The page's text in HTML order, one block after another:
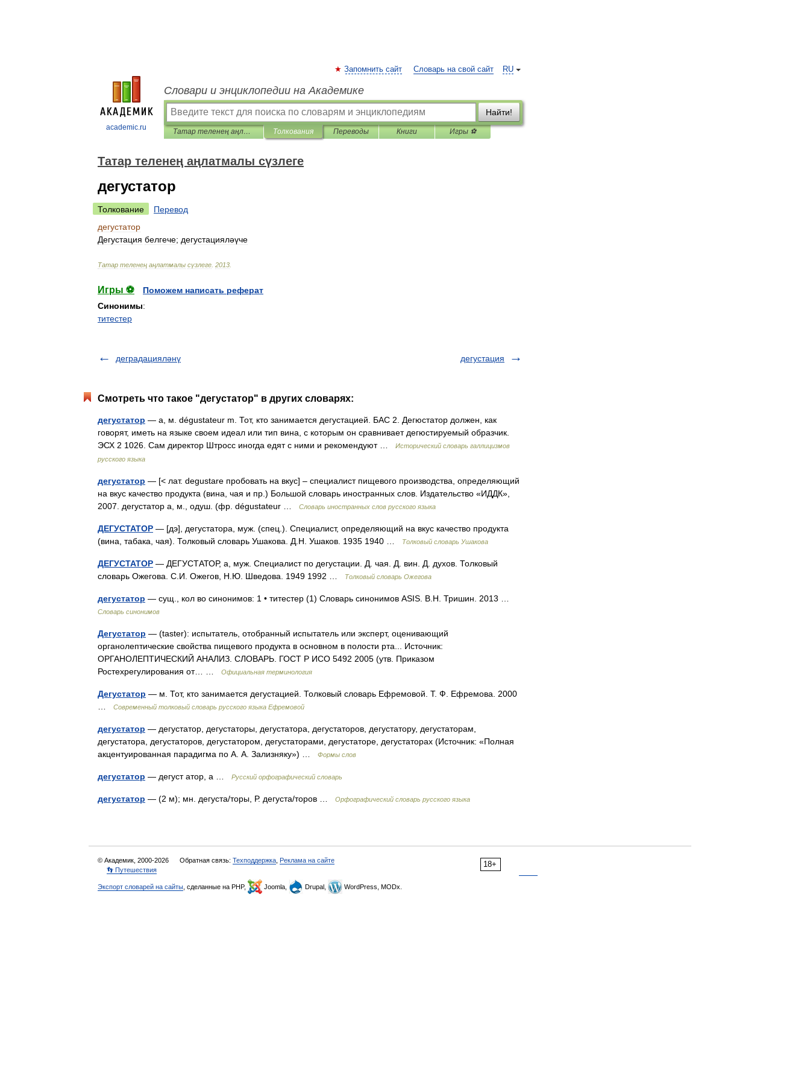
academic.ru
RU
Запомнить сайт Словарь на свой сайт
Словари и энциклопедии на Академике
Найти!
Татар теленең аңлатмалы сүзлеге Толкования Переводы Книги Игры ⚽
Татар теленең аңлатмалы сүзлеге
дегустатор
Толкование
Перевод
дегустатор
Дегустация белгече; дегустацияләүче
Татар теленең аңлатмалы сүзлеге 2013
Игры ⚽
Поможем написать реферат
Синонимы:
титестер
деградацияләнү дегустация
Смотреть что такое "дегустатор" в других словарях:
дегустатор — а, м. dégustateur m. Тот, кто занимается дегустацией. БАС 2. Дегюстатор должен, как
говорят, иметь на языке своем идеал или тип вина, с которым он сравнивает дегюстируемый образчик.
ЭСХ 2 1026. Сам директор Штросс иногда едят с ними и рекомендуют …
Исторический словарь галлицизмов
русского языка
дегустатор — [< лат. degustare пробовать на вкус] – специалист пищевого производства, определяющий
на вкус качество продукта (вина, чая и пр.) Большой словарь иностранных слов. Издательство «ИДДК»,
2007. дегустатор а, м., одуш. (фр. dégustateur …
Словарь иностранных слов русского языка
ДЕГУСТАТОР — [дэ], дегустатора, муж. (спец.). Специалист, определяющий на вкус качество продукта
(вина, табака, чая). Толковый словарь Ушакова. Д.Н. Ушаков. 1935 1940 …
Толковый словарь Ушакова
ДЕГУСТАТОР — ДЕГУСТАТОР, а, муж. Специалист по дегустации. Д. чая. Д. вин. Д. духов. Толковый
словарь Ожегова. С.И. Ожегов, Н.Ю. Шведова. 1949 1992 …
Толковый словарь Ожегова
дегустатор — сущ., кол во синонимов: 1 • титестер (1) Словарь синонимов ASIS. В.Н. Тришин. 2013 …
Словарь синонимов
Дегустатор — (taster): испытатель, отобранный испытатель или эксперт, оценивающий
органолептические свойства пищевого продукта в основном в полости рта... Источник:
ОРГАНОЛЕПТИЧЕСКИЙ АНАЛИЗ. СЛОВАРЬ. ГОСТ Р ИСО 5492 2005 (утв. Приказом
Ростехрегулирования от… …
Официальная терминология
Дегустатор — м. Тот, кто занимается дегустацией. Толковый словарь Ефремовой. Т. Ф. Ефремова. 2000
Современный толковый словарь русского языка Ефремовой
дегустатор — дегустатор, дегустаторы, дегустатора, дегустаторов, дегустатору, дегустаторам,
дегустатора, дегустаторов, дегустатором, дегустаторами, дегустаторе, дегустаторах (Источник: «Полная
акцентуированная парадигма по А. А. Зализняку») …
Формы слов
дегустатор — дегуст атор, а … Русский орфографический словарь
дегустатор — (2 м); мн. дегуста/торы, Р. дегуста/торов … Орфографический словарь русского языка
18+
© Академик, 2000-2026 Обратная связь: Техподдержка Реклама на сайте
👣 Путешествия
Экспорт словарей на сайты , сделанные на PHP, Joomla, Drupal, WordPress, MODx.